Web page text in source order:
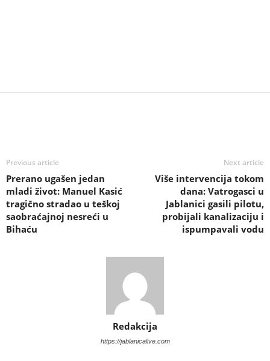
Previous article
Prerano ugašen jedan
mladi život: Manuel Kasić
tragično stradao u teškoj
saobraćajnoj nesreći u
Bihaću
Next article
Više intervencija tokom
dana: Vatrogasci u
Jablanici gasili pilotu,
probijali kanalizaciju i
ispumpavali vodu
Redakcija
https://jablanicalive.com